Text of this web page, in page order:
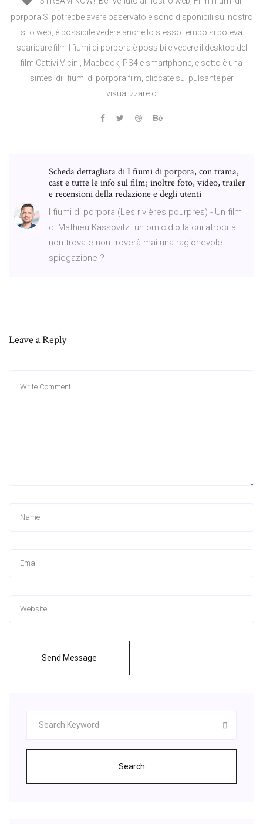
porpora Si potrebbe avere osservato e sono disponibili sul nostro
sito web, è possibile vedere anche lo stesso tempo si poteva
scaricare film I fiumi di porpora è possibile vedere il desktop del
film Cattivi Vicini, Macbook, PS4 e smartphone, e sotto è una
sintesi di I fiumi di porpora film, cliccate sul pulsante per
visualizzare o
Scheda dettagliata di I fiumi di porpora, con trama,
cast e tutte le info sul film; inoltre foto, video, trailer
e recensioni della redazione e degli utenti
I fiumi di porpora (Les rivières pourpres) - Un film
di Mathieu Kassovitz. un omicidio la cui atrocità
non trova e non troverà mai una ragionevole
spiegazione ?
Leave a Reply
Send Message
Search